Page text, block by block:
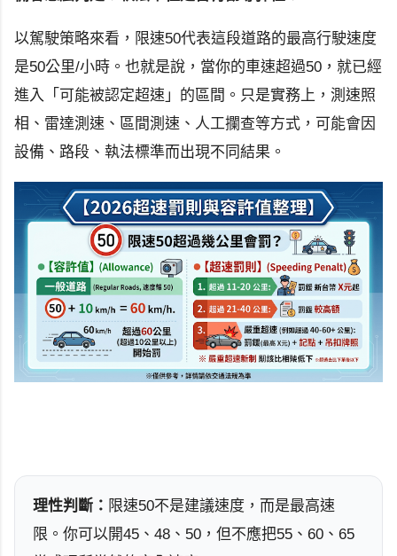
以駕駛策略來看，限速50代表這段道路的最高行駛速度
是50公里/小時。也就是說，當你的車速超過50，就已經
進入「可能被認定超速」的區間。只是實務上，測速照
相、雷達測速、區間測速、人工攔查等方式，可能會因
設備、路段、執法標準而出現不同結果。
理性判斷： 限速50不是建議速度，而是最高速
限。你可以開45、48、50，但不應把55、60、65